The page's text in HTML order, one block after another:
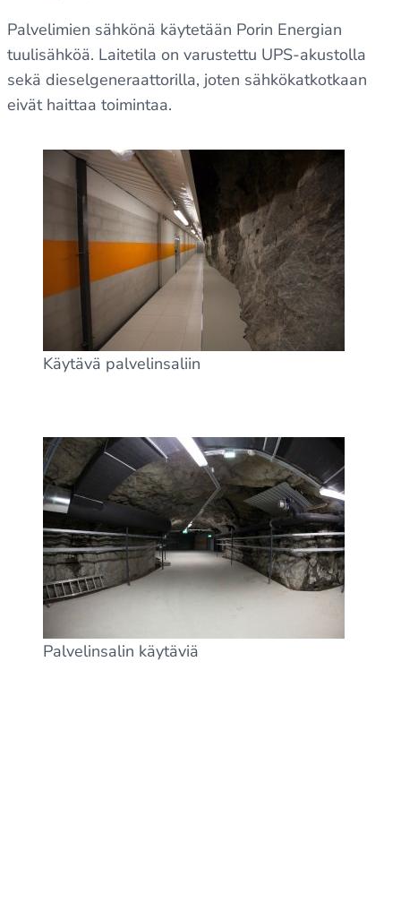
Palvelimien sähkönä käytetään Porin Energian
tuulisähköä. Laitetila on varustettu UPS-akustolla
sekä dieselgeneraattorilla, joten sähkökatkotkaan
eivät haittaa toimintaa.
Käytävä palvelinsaliin
Palvelinsalin käytäviä